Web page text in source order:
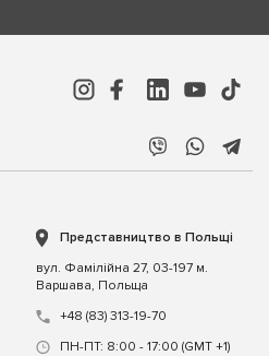
Представництво в Польщі
вул. Фамілійна 27, 03-197 м.
Варшава, Польща
+48 (83) 313-19-70
ПН-ПТ: 8:00 - 17:00 (GMT +1)